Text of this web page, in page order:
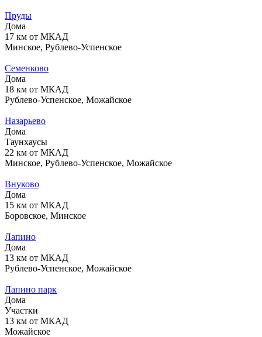
Пруды
Дома
17 км от МКАД
Минское, Рублево-Успенское
Семенково
Дома
18 км от МКАД
Рублево-Успенское, Можайское
Назарьево
Дома
Таунхаусы
22 км от МКАД
Минское, Рублево-Успенское, Можайское
Внуково
Дома
15 км от МКАД
Боровское, Минское
Лапино
Дома
13 км от МКАД
Рублево-Успенское, Можайское
Лапино парк
Дома
Участки
13 км от МКАД
Можайское